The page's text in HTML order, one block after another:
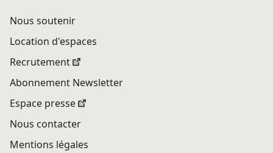
Nous soutenir
Location d'espaces
Recrutement
Abonnement Newsletter
Espace presse
Nous contacter
Mentions légales